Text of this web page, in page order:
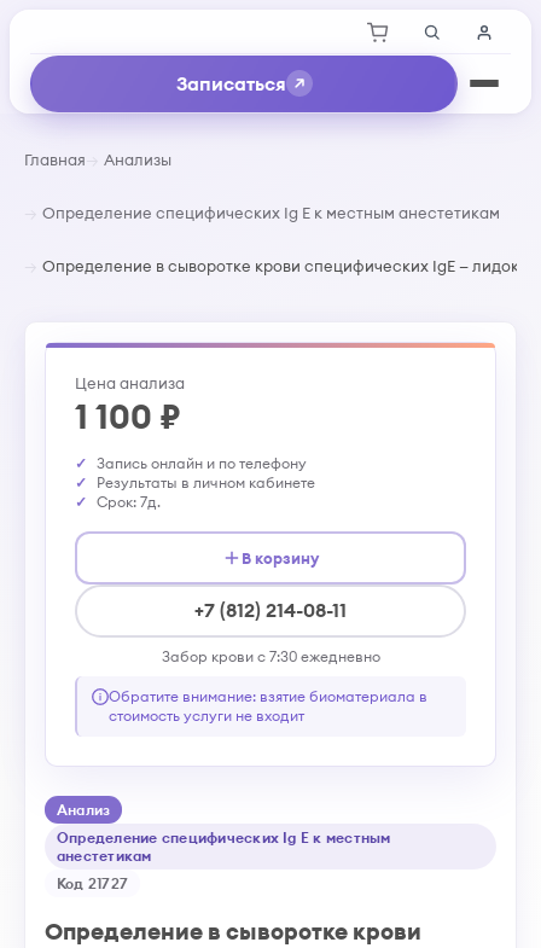
Записаться
Главная Анализы
Определение специфических Ig E к местным анестетикам
Определение в сыворотке крови специфических IgE —
Анализ
Определение специфических Ig E к местным
анестетикам
Код 21727
Определение в сыворотке крови
Цена анализа
1 100 ₽
Запись онлайн и по телефону
Результаты в личном кабинете
Срок: 7д.
В корзину
+7 (812) 214-08-11
Забор крови с 7:30 ежедневно
Обратите внимание: взятие биоматериала в
стоимость услуги не входит